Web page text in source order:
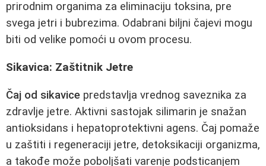
prirodnim organima za eliminaciju toksina, pre
svega jetri i bubrezima. Odabrani biljni čajevi mogu
biti od velike pomoći u ovom procesu.
Sikavica: Zaštitnik Jetre
Čaj od sikavice predstavlja vrednog saveznika za
zdravlje jetre. Aktivni sastojak silimarin je snažan
antioksidans i hepatoprotektivni agens. Čaj pomaže
u zaštiti i regeneraciji jetre, detoksikaciji organizma,
a takođe može poboljšati varenje podsticanjem